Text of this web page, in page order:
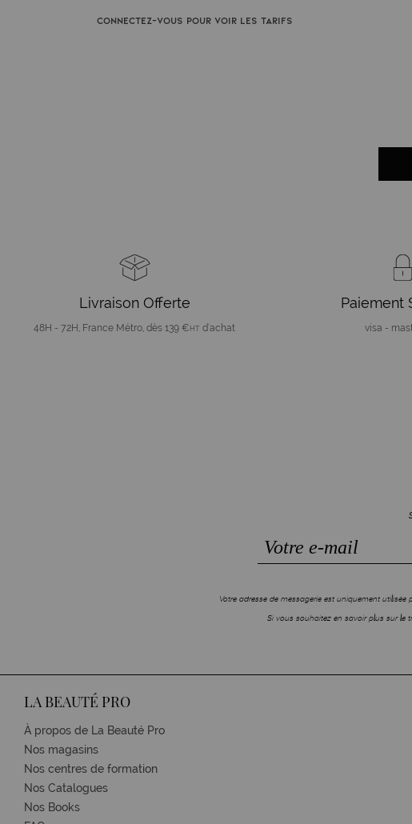
Connectez-vous pour voir les tarifs
Livraison Offerte
48H - 72H, France Métro, dès 139 € HT d'achat
Paiement
visa -
Votre adresse de messagerie est uniquement
Si vous souhaitez en savoir plus sur le
LA BEAUTÉ PRO
À propos de La Beauté Pro
Nos magasins
Nos centres de formation
Nos Catalogues
Nos Books